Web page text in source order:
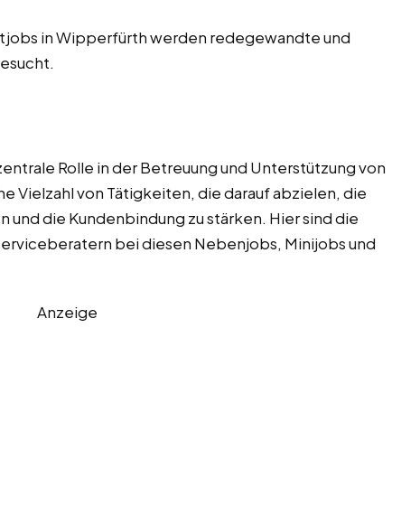
in Wipperfürth werden redegewandte und
Rolle in der Betreuung und Unterstützung von
Vielzahl von Tätigkeiten, die darauf abzielen, die
die Kundenbindung zu stärken. Hier sind die
bei diesen Nebenjobs, Minijobs und
Anzeige